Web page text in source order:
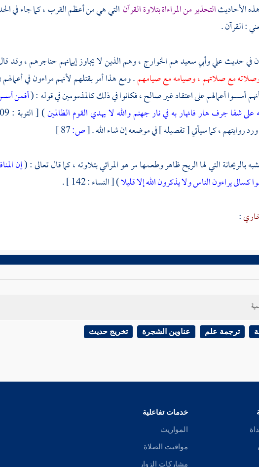
الأحاديثالتحذير من المراءاة بتلاوة القرآن التي هي من أعظم القرب ، كما جاء في
: القرآن .
في حديثعليوأبي سعيدهمالخوارج ،وهم الذين لا يجاوز إيمانهم حناجرهم ، وقد
مع صلاتهم ، وصيامه مع صيامهم. ومع هذا أمر بقتلهم لأنهم مراءون في
أسسوا أعمالهم على اعتقاد غير صالح ، فكانوا في ذلك كالمذمومين في قوله : (أفمن
على شفا جرف هار فانهار به في نار جهنم والله لا يهدي القوم الظالمين) [ التوبة : 109 ] ، وقد اختلف العلماء في تكفير
روايتهم ، كما سيأتي [ تفصيله ] في موضعه إن شاء الله .[ص:
بالريحانة التي لها الريح ظاهر وطعمها مر هو المرائي بتلاوته ، كما قال تعالى : (إن
كسالى يراءون الناس ولا يذكرون الله إلا قليلا) [ النساء : 142 ] .
:
ترجمة علم عناوين الشجرة تخريج حديث
خدمات تفاعلية
المواريث
مواقيت الصلاة
مشاركات الزوار